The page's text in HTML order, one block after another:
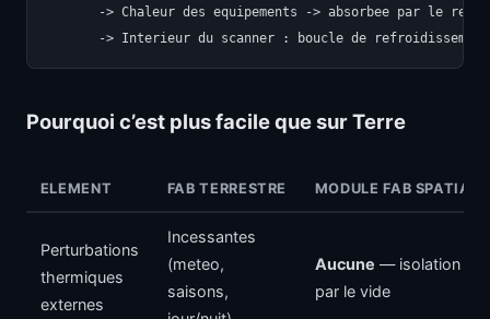
-> Chaleur des equipements -> absorbee par le
Pourquoi c’est plus facile que sur Terre
ELEMENT FAB TERRESTRE MODULE FAB SPATIAL
Perturbations
thermiques
externes
Incessantes
(meteo,
saisons,
Aucune — isolation
par le vide